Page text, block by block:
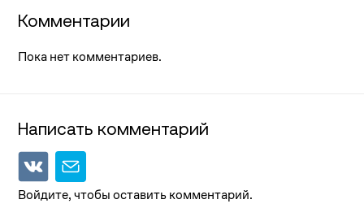
Комментарии
Пока нет комментариев.
Написать комментарий
Войдите, чтобы оставить комментарий.